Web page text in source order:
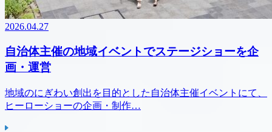
2026.04.27
自治体主催の地域イベントでステージショーを企
画・運営
地域のにぎわい創出を目的とした自治体主催イベントにて、
ヒーローショーの企画・制作…